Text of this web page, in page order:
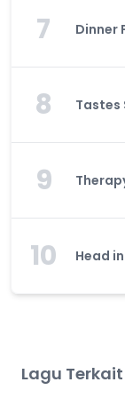
7 Dinner
8 Tastes
9
10 Head
Lagu Terkait